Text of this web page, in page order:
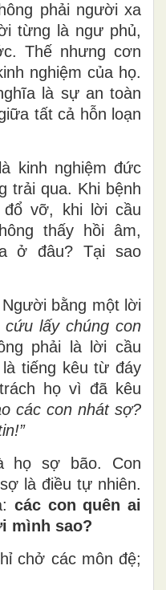
phải người xa
từng là ngư phủ,
Thế nhưng cơn
nghiệm của họ.
là sự an toàn
tất cả hỗn loạn
kinh nghiệm đức
trải qua. Khi bệnh
vỡ, khi lời cầu
thấy hồi âm,
ở đâu? Tại sao
bằng một lời
cứu lấy chúng con
phải là lời cầu
tiếng kêu từ đáy
họ vì đã kêu
các con nhát sợ?
họ sợ bão. Con
là điều tự nhiên.
các con quên ai
mình sao?
chở các môn đệ;